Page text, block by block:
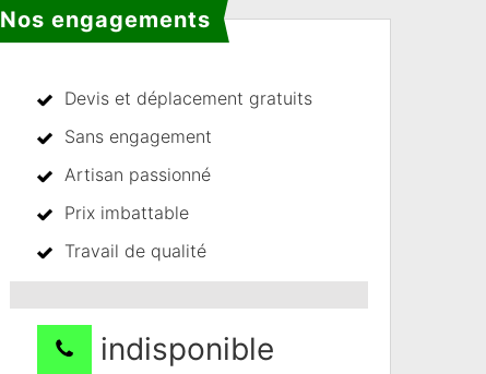
Nos engagements
Devis et déplacement gratuits
Sans engagement
Artisan passionné
Prix imbattable
Travail de qualité
indisponible